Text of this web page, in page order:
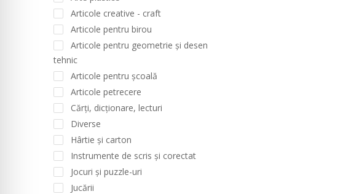
Articole creative - craft
Articole pentru birou
Articole pentru geometrie și desen
tehnic
Articole pentru școală
Articole petrecere
Cărți, dicționare, lecturi
Diverse
Hârtie și carton
Instrumente de scris și corectat
Jocuri și puzzle-uri
Jucării